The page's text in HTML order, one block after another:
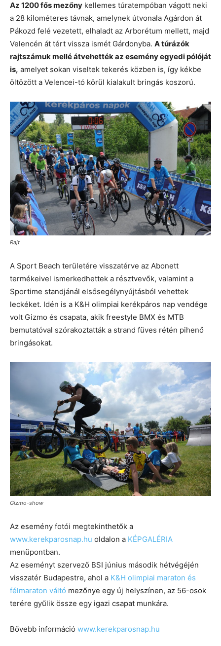
Az 1200 fős mezőny kellemes túratempóban vágott neki
a 28 kilométeres távnak, amelynek útvonala Agárdon át
Pákozd felé vezetett, elhaladt az Arborétum mellett, majd
Velencén át tért vissza ismét Gárdonyba. A túrázók
rajtszámuk mellé átvehették az esemény egyedi pólóját
is, amelyet sokan viseltek tekerés közben is, így kékbe
öltözött a Velencei-tó körül kialakult bringás koszorú.
Rajt
A Sport Beach területére visszatérve az Abonett
termékeivel ismerkedhettek a résztvevők, valamint a
Sportime standjánál elsősegélynyújtásból vehettek
leckéket. Idén is a K&H olimpiai kerékpáros nap vendége
volt Gizmo és csapata, akik freestyle BMX és MTB
bemutatóval szórakoztatták a strand füves rétén pihenő
bringásokat.
Gizmo-show
Az esemény fotói megtekinthetők a
www.kerekparosnap.hu oldalon a KÉPGALÉRIA
menüpontban.
Az eseményt szervező BSI június második hétvégéjén
visszatér Budapestre, ahol a K&H olimpiai maraton és
félmaraton váltó mezőnye egy új helyszínen, az 56-osok
terére gyűlik össze egy igazi csapat munkára.
Bővebb információ www.kerekparosnap.hu